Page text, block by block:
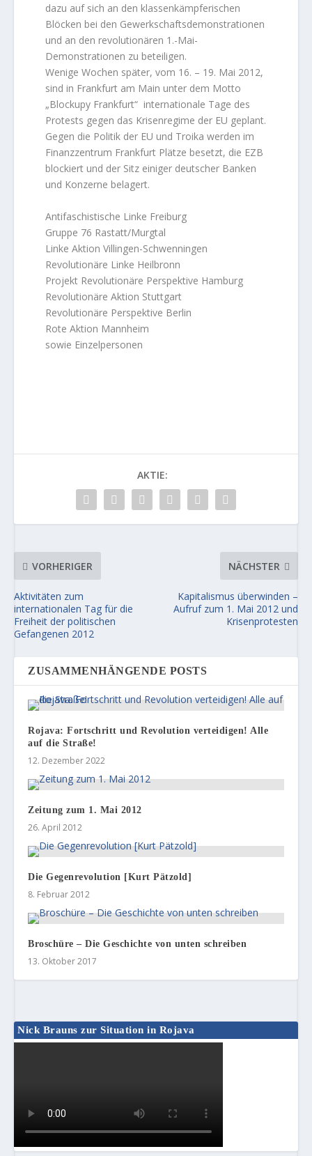
dazu auf sich an den klassenkämpferischen
Blöcken bei den Gewerkschaftsdemonstrationen
und an den revolutionären 1.-Mai-
Demonstrationen zu beteiligen.
Wenige Wochen später, vom 16. – 19. Mai 2012,
sind in Frankfurt am Main unter dem Motto
„Blockupy Frankfurt“ internationale Tage des
Protests gegen das Krisenregime der EU geplant.
Gegen die Politik der EU und Troika werden im
Finanzzentrum Frankfurt Plätze besetzt, die EZB
blockiert und der Sitz einiger deutscher Banken
und Konzerne belagert.
Antifaschistische Linke Freiburg
Gruppe 76 Rastatt/Murgtal
Linke Aktion Villingen-Schwenningen
Revolutionäre Linke Heilbronn
Projekt Revolutionäre Perspektive Hamburg
Revolutionäre Aktion Stuttgart
Revolutionäre Perspektive Berlin
Rote Aktion Mannheim
sowie Einzelpersonen
AKTIE:
VORHERIGER
Aktivitäten zum
internationalen Tag für die
Freiheit der politischen
Gefangenen 2012
NÄCHSTER
Kapitalismus überwinden –
Aufruf zum 1. Mai 2012 und
Krisenprotesten
ZUSAMMENHÄNGENDE POSTS
Rojava: Fortschritt und Revolution verteidigen! Alle
auf die Straße!
12. Dezember 2022
Zeitung zum 1. Mai 2012
26. April 2012
Die Gegenrevolution [Kurt Pätzold]
8. Februar 2012
Broschüre – Die Geschichte von unten schreiben
13. Oktober 2017
Nick Brauns zur Situation in Rojava